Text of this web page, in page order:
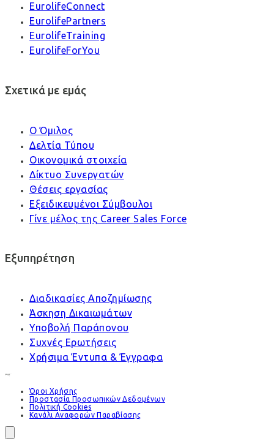
EurolifeConnect
EurolifePartners
EurolifeTraining
EurolifeForYou
Σχετικά με εμάς
Ο Όμιλος
Δελτία Τύπου
Οικονομικά στοιχεία
Δίκτυο Συνεργατών
Θέσεις εργασίας
Εξειδικευμένοι Σύμβουλοι
Γίνε μέλος της Career Sales Force
Εξυπηρέτηση
Διαδικασίες Αποζημίωσης
Άσκηση Δικαιωμάτων
Υποβολή Παράπονου
Συχνές Ερωτήσεις
Χρήσιμα Έντυπα & Έγγραφα
Όροι Χρήσης
Προστασία Προσωπικών Δεδομένων
Πολιτική Cookies
Κανάλι Αναφορών Παραβίασης